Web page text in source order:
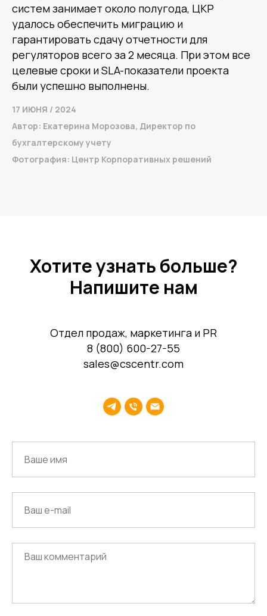
систем занимает около полугода, ЦКР
удалось обеспечить миграцию и
гарантировать сдачу отчетности для
регуляторов всего за 2 месяца. При этом все
целевые сроки и SLA-показатели проекта
были успешно выполнены.
17 ИЮНЯ / 2024
Автор: Екатерина Морозова, Директор по
бухгалтерскому учету
Фотография: Центр Корпоративных решений
Хотите узнать больше?
Напишите нам
Отдел продаж, маркетинга и PR
8 (800) 600-27-55
sales@cscentr.com